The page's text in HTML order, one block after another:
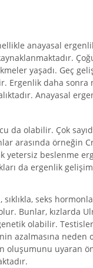
anayasal
yaşadı. Geç
Ergenlik daha
Anayasal
da olabilir. Çok
arasında örneğin
beslenme
da ergenlik
seks
Bunlar, kızlarda
olabilir.
azalmasına neden
oluşumunu uyaran